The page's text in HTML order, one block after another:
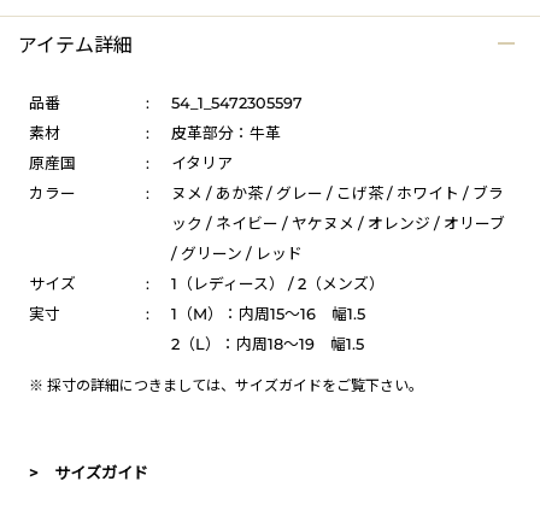
アイテム詳細
品番 :
54_1_5472305597
素材
:
皮革部分：牛革
原産国
:
イタリア
カラー
:
ヌメ / あか茶 / グレー / こげ茶 / ホワイト / ブラ
ック / ネイビー / ヤケヌメ / オレンジ / オリーブ
/ グリーン / レッド
サイズ
:
1（レディース） / 2（メンズ）
実寸
:
1（M）：内周15～16 幅1.5
2（L）：内周18～19 幅1.5
※ 採寸の詳細につきましては、 サイズガイドをご覧下さい。
> サイズガイド